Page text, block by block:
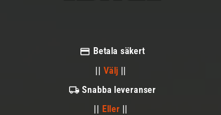
Betala säkert
|| Välj ||
Snabba leveranser
|| Eller ||